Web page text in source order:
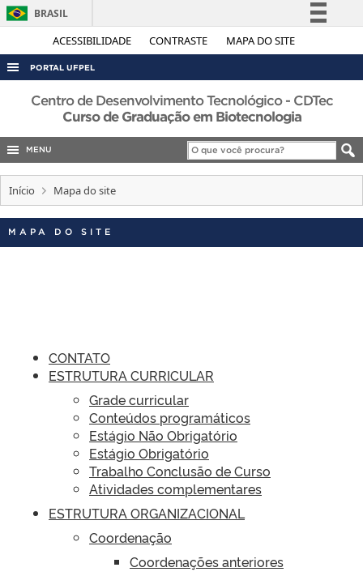
ACESSIBILIDADE CONTRASTE MAPA DO SITE
BRASIL
Simplifique!
Acesso à informação
Legislação
Canais
PORTAL UFPEL
ACESSO À INFORMAÇÃO
AUDITORIA
COBALTO
CONCURSOS
EDITAIS
INTERNACIONAL
Centro de Desenvolvimento Tecnológico - CDTec
Curso de Graduação em Biotecnologia
MENU
Início Mapa do site
MAPA DO SITE
CONTATO
ESTRUTURA CURRICULAR
Grade curricular
Conteúdos programáticos
Estágio Não Obrigatório
Estágio Obrigatório
Trabalho Conclusão de Curso
Atividades complementares
ESTRUTURA ORGANIZACIONAL
Coordenação
Coordenações anteriores